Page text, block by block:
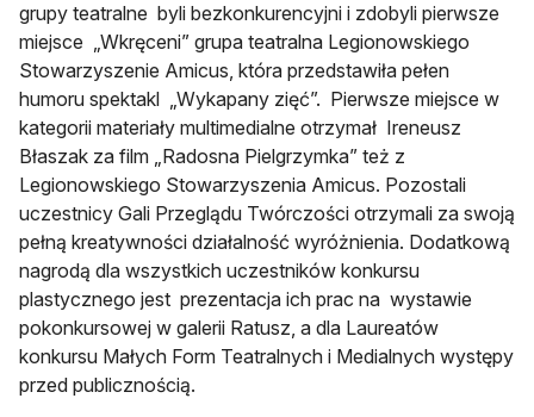
grupy teatralne byli bezkonkurencyjni i zdobyli pierwsze
miejsce „Wkręceni” grupa teatralna Legionowskiego
Stowarzyszenie Amicus, która przedstawiła pełen
humoru spektakl „Wykapany zięć”. Pierwsze miejsce w
kategorii materiały multimedialne otrzymał Ireneusz
Błaszak za film „Radosna Pielgrzymka” też z
Legionowskiego Stowarzyszenia Amicus. Pozostali
uczestnicy Gali Przeglądu Twórczości otrzymali za swoją
pełną kreatywności działalność wyróżnienia. Dodatkową
nagrodą dla wszystkich uczestników konkursu
plastycznego jest prezentacja ich prac na wystawie
pokonkursowej w galerii Ratusz, a dla Laureatów
konkursu Małych Form Teatralnych i Medialnych występy
przed publicznością.